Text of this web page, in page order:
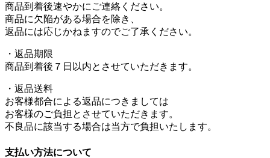
商品到着後速やかにご連絡ください。
商品に欠陥がある場合を除き、
返品には応じかねますのでご了承ください。
・返品期限
商品到着後７日以内とさせていただきます。
・返品送料
お客様都合による返品につきましては
お客様のご負担とさせていただきます。
不良品に該当する場合は当方で負担いたします。
支払い方法について